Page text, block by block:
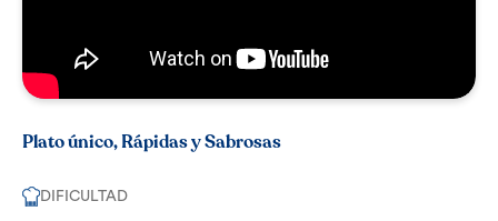
Plato único, Rápidas y Sabrosas
DIFICULTAD